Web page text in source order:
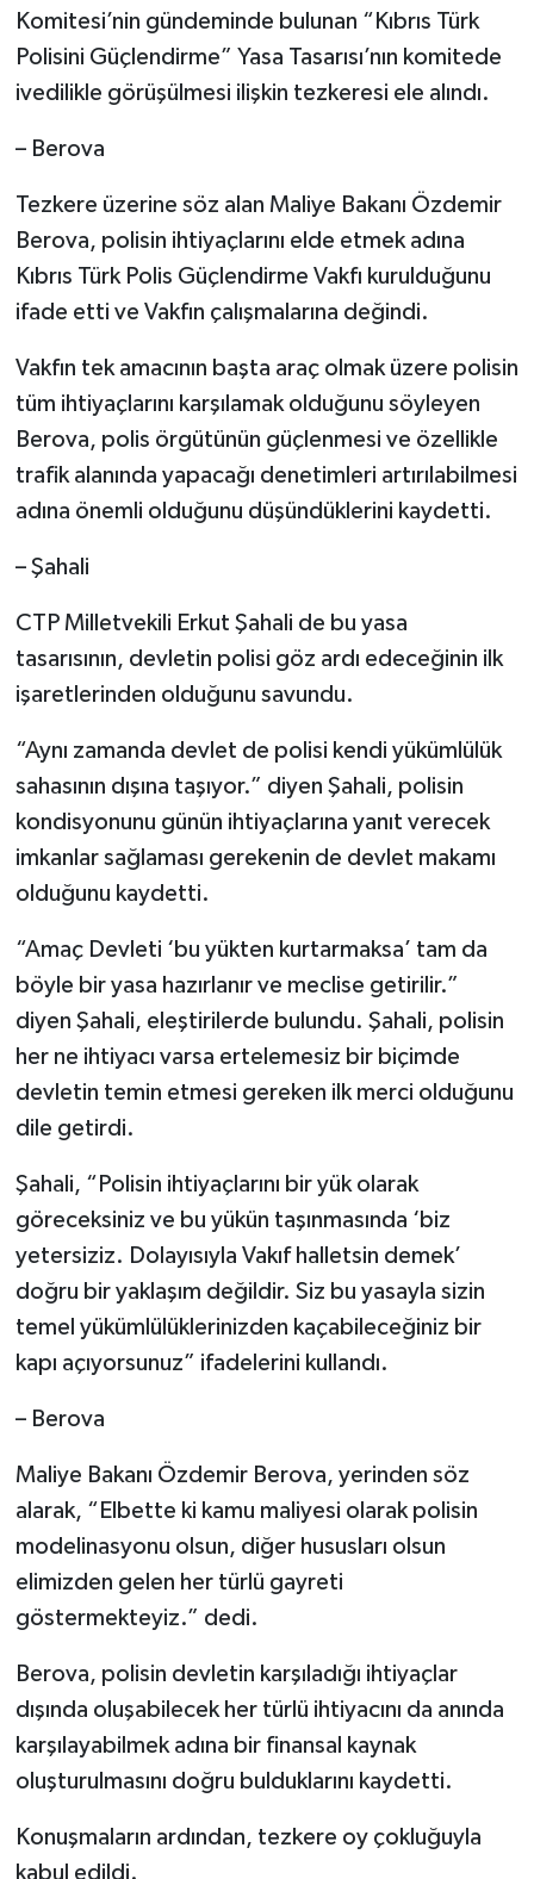
Komitesi’nin gündeminde bulunan “Kıbrıs Türk
Polisini Güçlendirme” Yasa Tasarısı’nın komitede
ivedilikle görüşülmesi ilişkin tezkeresi ele alındı.
– Berova
Tezkere üzerine söz alan Maliye Bakanı Özdemir
Berova, polisin ihtiyaçlarını elde etmek adına
Kıbrıs Türk Polis Güçlendirme Vakfı kurulduğunu
ifade etti ve Vakfın çalışmalarına değindi.
Vakfın tek amacının başta araç olmak üzere polisin
tüm ihtiyaçlarını karşılamak olduğunu söyleyen
Berova, polis örgütünün güçlenmesi ve özellikle
trafik alanında yapacağı denetimleri artırılabilmesi
adına önemli olduğunu düşündüklerini kaydetti.
– Şahali
CTP Milletvekili Erkut Şahali de bu yasa
tasarısının, devletin polisi göz ardı edeceğinin ilk
işaretlerinden olduğunu savundu.
“Aynı zamanda devlet de polisi kendi yükümlülük
sahasının dışına taşıyor.” diyen Şahali, polisin
kondisyonunu günün ihtiyaçlarına yanıt verecek
imkanlar sağlaması gerekenin de devlet makamı
olduğunu kaydetti.
“Amaç Devleti ‘bu yükten kurtarmaksa’ tam da
böyle bir yasa hazırlanır ve meclise getirilir.”
diyen Şahali, eleştirilerde bulundu. Şahali, polisin
her ne ihtiyacı varsa ertelemesiz bir biçimde
devletin temin etmesi gereken ilk merci olduğunu
dile getirdi.
Şahali, “Polisin ihtiyaçlarını bir yük olarak
göreceksiniz ve bu yükün taşınmasında ‘biz
yetersiziz. Dolayısıyla Vakıf halletsin demek’
doğru bir yaklaşım değildir. Siz bu yasayla sizin
temel yükümlülüklerinizden kaçabileceğiniz bir
kapı açıyorsunuz” ifadelerini kullandı.
– Berova
Maliye Bakanı Özdemir Berova, yerinden söz
alarak, “Elbette ki kamu maliyesi olarak polisin
modelinasyonu olsun, diğer hususları olsun
elimizden gelen her türlü gayreti
göstermekteyiz.” dedi.
Berova, polisin devletin karşıladığı ihtiyaçlar
dışında oluşabilecek her türlü ihtiyacını da anında
karşılayabilmek adına bir finansal kaynak
oluşturulmasını doğru bulduklarını kaydetti.
Konuşmaların ardından, tezkere oy çokluğuyla
kabul edildi.